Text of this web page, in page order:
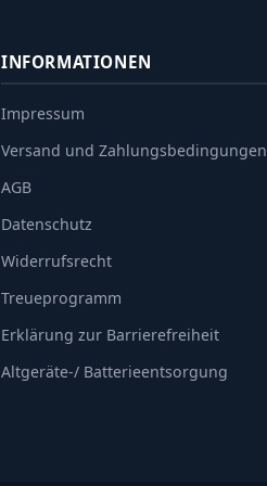
INFORMATIONEN
Impressum
Versand und Zahlungsbedingungen
AGB
Datenschutz
Widerrufsrecht
Treueprogramm
Erklärung zur Barrierefreiheit
Altgeräte-/ Batterieentsorgung